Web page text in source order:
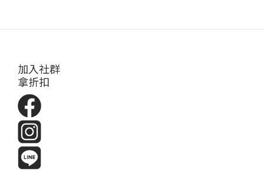
加入社群
拿折扣